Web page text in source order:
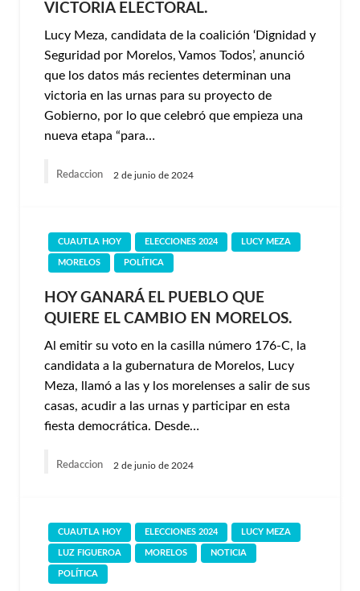
VICTORIA ELECTORAL.
Lucy Meza, candidata de la coalición ‘Dignidad y
Seguridad por Morelos, Vamos Todos’, anunció
que los datos más recientes determinan una
victoria en las urnas para su proyecto de
Gobierno, por lo que celebró que empieza una
nueva etapa “para…
Redaccion 2 de junio de 2024
CUAUTLA HOY ELECCIONES 2024 LUCY MEZA
MORELOS POLÍTICA
HOY GANARÁ EL PUEBLO QUE
QUIERE EL CAMBIO EN MORELOS.
Al emitir su voto en la casilla número 176-C, la
candidata a la gubernatura de Morelos, Lucy
Meza, llamó a las y los morelenses a salir de sus
casas, acudir a las urnas y participar en esta
fiesta democrática. Desde…
Redaccion 2 de junio de 2024
CUAUTLA HOY ELECCIONES 2024 LUCY MEZA
LUZ FIGUEROA MORELOS NOTICIA
POLÍTICA